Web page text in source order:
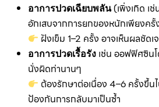
อาการปวดเฉียบพลัน(เพิ่งเกิด เ
อักเสบจากการยกของหนักเพียงครั้
ฝังเข็ม 1–2 ครั้ง อาจเห็นผลชัด
อาการปวดเรื้อรัง เช่น ออฟฟิศซิน
นั่งผิดท่านานๆ
ต้องรักษาต่อเนื่อง 4–6 ครั้งขึ้นไ
ป้องกันการกลับมาเป็นซ้ำ